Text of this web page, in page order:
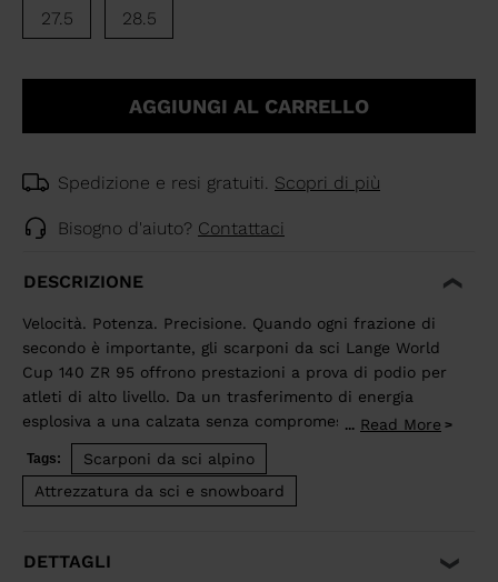
27.5 28.5
AGGIUNGI AL CARRELLO
Spedizione e resi gratuiti. Scopri di più
Bisogno d'aiuto? Contattaci
DESCRIZIONE
Velocità. Potenza. Precisione. Quando ogni frazione di
secondo è importante, gli scarponi da sci Lange World
Cup 140 ZR 95 offrono prestazioni a prova di podio per
atleti di alto livello. Da un trasferimento di energia
esplosiva a una calzata senza compromessi, fino al
design aerodinamico testato nella galleria del vento,
ogni dettaglio di questi scarponi dà la priorità alla
precisione e all'efficienza. La potenza mirata della
massimizzare l'efficienza e la potenza a ogni curva. Un
... Read More
Tags:
Scarponi da sci alpino
Attrezzatura da sci e snowboard
DETTAGLI